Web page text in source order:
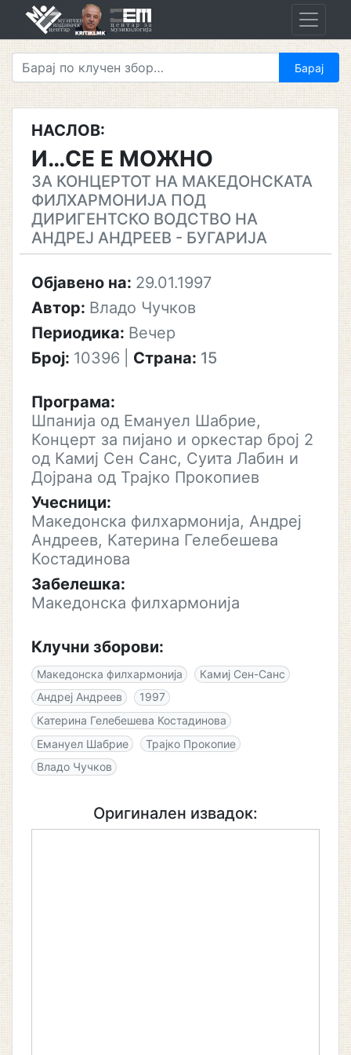
НАСЛОВ:
И…СЕ Е МОЖНО
ЗА КОНЦЕРТОТ НА МАКЕДОНСКАТА
ФИЛХАРМОНИЈА ПОД
ДИРИГЕНТСКО ВОДСТВО НА
АНДРЕЈ АНДРЕЕВ - БУГАРИЈА
Објавено на: 29.01.1997
Автор: Владо Чучков
Периодика: Вечер
Број: 10396 Страна: 15
Програма:
Шпанија од Емануел Шабрие,
Концерт за пијано и оркестар број 2
од Камиј Сен Санс, Суита Лабин и
Дојрана од Трајко Прокопиев
Учесници:
Македонска филхармонија, Андреј
Андреев, Катерина Гелебешева
Костадинова
Забелешка:
Македонска филхармонија
Клучни зборови:
Македонска филхармонија
Камиј Сен-Санс
Андреј Андреев
1997
Катерина Гелебешева Костадинова
Емануел Шабрие
Трајко Прокопие
Владо Чучков
Оригинален извадок: